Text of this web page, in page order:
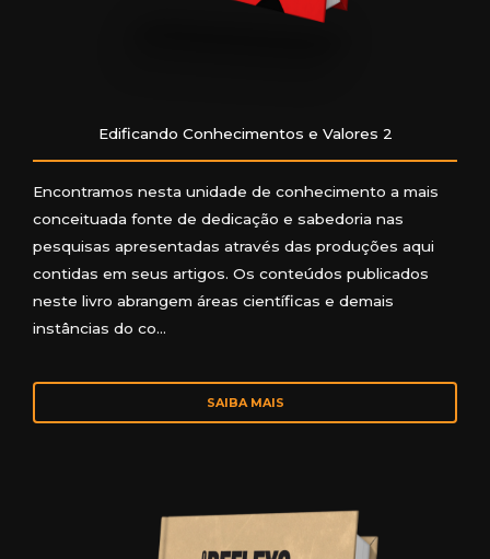
Edificando Conhecimentos e Valores 2
Encontramos nesta unidade de conhecimento a mais
conceituada fonte de dedicação e sabedoria nas
pesquisas apresentadas através das produções aqui
contidas em seus artigos. Os conteúdos publicados
neste livro abrangem áreas científicas e demais
instâncias do co…
SAIBA MAIS